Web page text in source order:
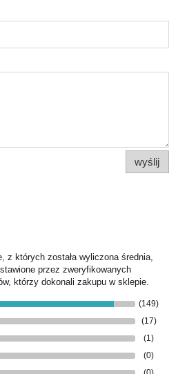
wyślij
z których została wyliczona średnia,
przez zweryfikowanych
którzy dokonali zakupu w sklepie.
(149)
(17)
(1)
(0)